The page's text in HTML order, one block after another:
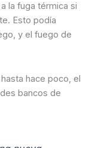
la fuga térmica si
Esto podía
y el fuego de
hace poco, el
bancos de